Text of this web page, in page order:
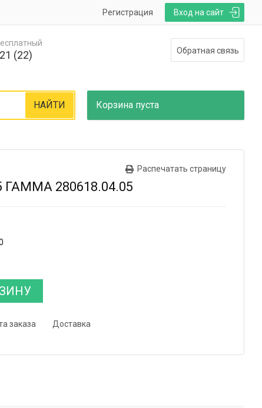
Вход на сайт
Регистрация
(22) Обратная связь
Корзина пуста
НАЙТИ
Распечатать страницу
280618.04.05
заказа Доставка